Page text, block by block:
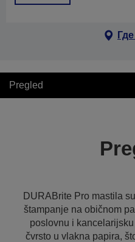
Pregled
DURABrite Pro mastila
štampanje na običnom
poslovnu i
čvrsto u vlakna papira,